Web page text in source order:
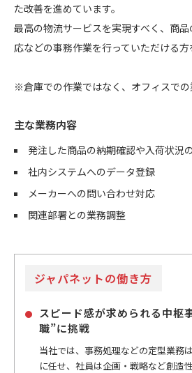
た改善を進めています。
最高の物流サービスを実現すべく、商
応などの事務作業を行っていただける方
※倉庫での作業ではなく、オフィスでの
主な業務内容
発注した商品の納期確認や入荷状況
社内システムへのデータ登録
メーカーへの問い合わせ対応
関連部署との業務調整
ジャパネットの働き方
スピード感が求められる中枢
職”に挑戦
当社では、事務処理などの定型業務
に任せ、社員は企画・戦略など創造